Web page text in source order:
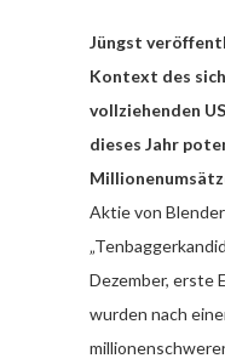
Jüngst
Kontext des
vollziehenden
dieses Jahr
Aktie von
Dezember, erste
wurden nach